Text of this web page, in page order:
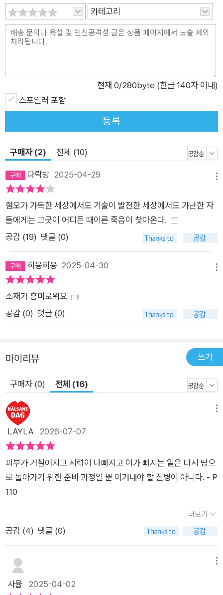
때문에 수많은 검사를 거쳐 바이러스 감염과 기타 질환, 알레르기
등을 일으킬 확률이 가장 낮은 셀러를 선별한다. 여러 차례의 테
스트 끝에 대상자가 매칭되면 바이어는 마침내 호르몬 수술을 받
선을 견디지 못해 밤늦은 시간 어두운 골목만을 찾아 걷는다. “비
아냥거리는 소리를 못 들은 척하고 지나가는 일엔 어느새 무덤덤
해졌다. 정작 견디기 어려운 건 수술을 받은 친구들이 이십대로
돌아가는 바람에 혼자가 되고 만 외로움이었다. 인간은 이제 노화
드문 검버섯이 올라온 피부, 굽은 등허리 같은 것들을 본 적이 없
숭이와 다름없는 볼거리가 될 것이다.” _8쪽 입원부터 검사, 수술
및 유지 과정 전반에 걸쳐 엄청난 비용이 들어가는데다 셀러와 바
이어 모두에게 신체적 위험 부담도 크지만, 그럼에도 불구하고 수
술은 성행한다. 수요가 많은 만큼 생계유지가 어려운 사람들은 자
신의 건강을 기꺼이 헐어 그들에게 호르몬을 제공한다. 목숨을 담
보하고서라도 가족들을 챙기고 돌볼 돈이 필요하기 때문이다. 당
장 먹고살 방법이 없는 사람들에겐 별다른 선택권이 없다. 한편
자연의 순리를 거스르고 싶지 않았던 70세 노인 ‘한나’는 자연스
럽게 늙어가는 삶을 택한다. 하지만 주변 친구들이 모두 호르몬
수술을 받고 한나의 곁을 떠나버리자, 외로움을 견디지 못하고 호
르몬 수술을 결정한다. 한나는 젊음 자체에 대한 욕심보다 외로움
칭을 신청하지만 덜컥 스무 살 여성과 매칭이 된다. 젊은 시절 너
다시 찾아온 스무 살이 설레면서도 자신의 이런 욕망이 낯설고 두
려워 혼란한 마음에 사로잡히는데……. “그 영화 좋아했다던 친
구, 그리워요?” (……) “그립지 않은 친구가 있을까요? 물론 남수
랑은 아주 많이 친했죠. 우리가 헤어진 건 제가 그 친구를 이해하
지 못했기 때문이에요. 그때 난 그 애가 잘못된 길로 가고 있다고
생각했죠. 지금은 잘 모르겠어요. 저도 그 친구와 같은 잘못을 저
질렀는걸요. 이젠 그 애를 탓할 자격이 제겐 없어요.” _52쪽 일견
비해 젊어 보여야 한다는 압박을 가하는 사회를 향해 최정화는 다
음과 같은 근본적인 질문을 던진다. 이런 욕망을 개인의 문제만으
로 치부할 수 있는지. 이들의 욕망을 충동한 진짜 주체가 무엇인
지. 그리고 독자로 하여금 스스로 묻게 한다. 왜 우리는 나이 들어
보이면 안 되는지, 왜 있는 그대로 자연스럽게 늙어갈 수 없는지.
내면보다는 외면에 몰입하고 ‘잘 나이 드는 것’보다 ‘더 젊어지는
카테고리
현재 0/280byte (한글 140자 이내)
스포일러 포함
등록
구매자 (2) 전체 (10)
다락방 2025-04-29
혐오가 가득한 세상에서도 기술이 발전한 세상에서도 가난한 자
들에게는 그곳이 어디든 때이른 죽음이 찾아온다.
공감 (19) 댓글 (0)
히융히융 2025-04-30
소재가 흥미로워요
공감 (0) 댓글 (0)
마이리뷰 쓰기
구매자 (0) 전체 (16)
LAYLA 2026-07-07
피부가 거칠어지고 시력이 나빠지고 이가 빠지는 일은 다시 땅으
로 돌아가기 위한 준비 과정일 뿐 이겨내야 할 질병이 아니다. - P
110
더보기
공감 (4) 댓글 (0)
사율 2025-04-02